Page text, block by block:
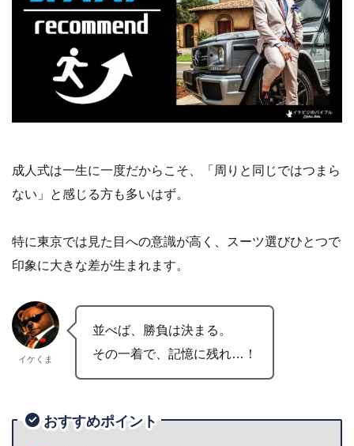
成人式は一生に一度だからこそ、「周りと同じではつまら
ない」と感じる方も多いはず。
特に東京では見た目への意識が高く、スーツ選びひとつで
印象に大きな差が生まれます。
イケくま
並べば、勝負は決まる。
その一着で、記憶に残れ…！
おすすめポイント